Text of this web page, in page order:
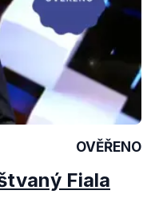
OVĚŘENO
Fiala